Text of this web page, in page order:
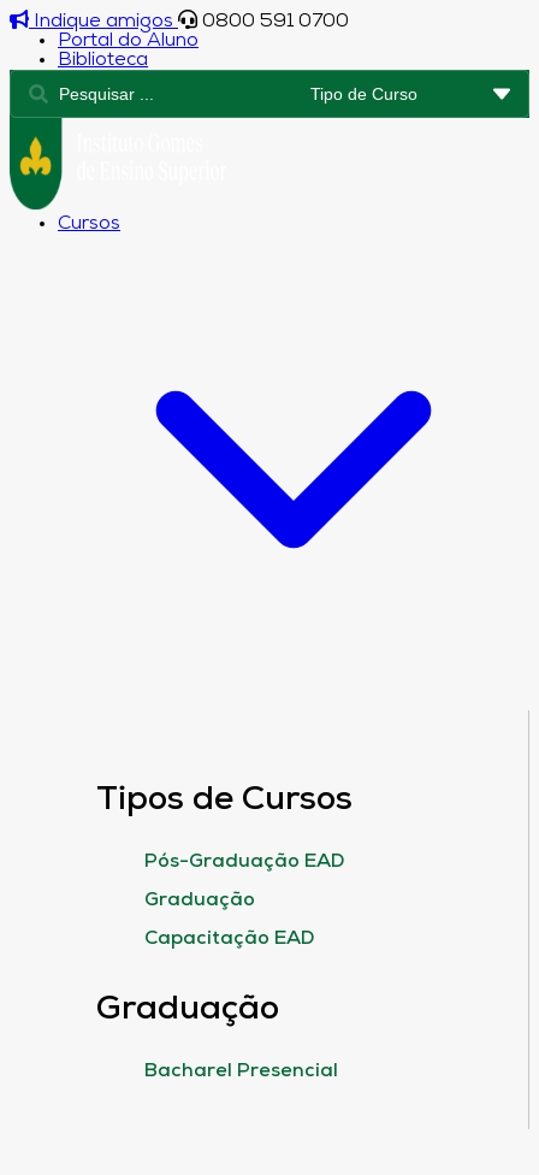
Indique amigos
0800 591 0700
Portal do Aluno
Biblioteca
Cursos
Tipos de Cursos
Pós-Graduação EAD
Graduação
Capacitação EAD
Graduação
Bacharel Presencial